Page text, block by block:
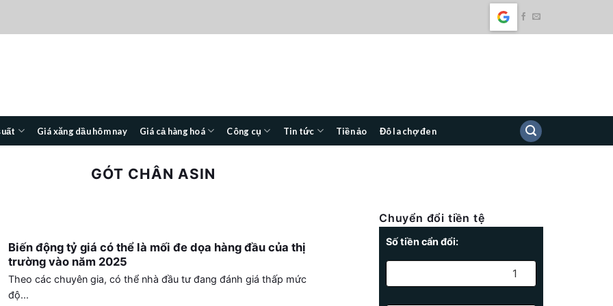
Giá xăng dầu hôm nay Giá cả hàng hoá Công cụ Tin tức Tiền ảo Đô la chợ đen
GÓT CHÂN ASIN
Biến động tỷ giá có thể là mối đe dọa hàng đầu của thị
trường vào năm 2025
Theo các chuyên gia, có thể nhà đầu tư đang đánh giá thấp mức
độ...
Chuyển đổi tiền tệ
Số tiền cẩn đổi: